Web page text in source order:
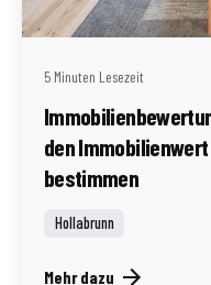
(AT)
5 Minuten Lesezeit
den
bestimmen
Hollabrunn
Mehr dazu